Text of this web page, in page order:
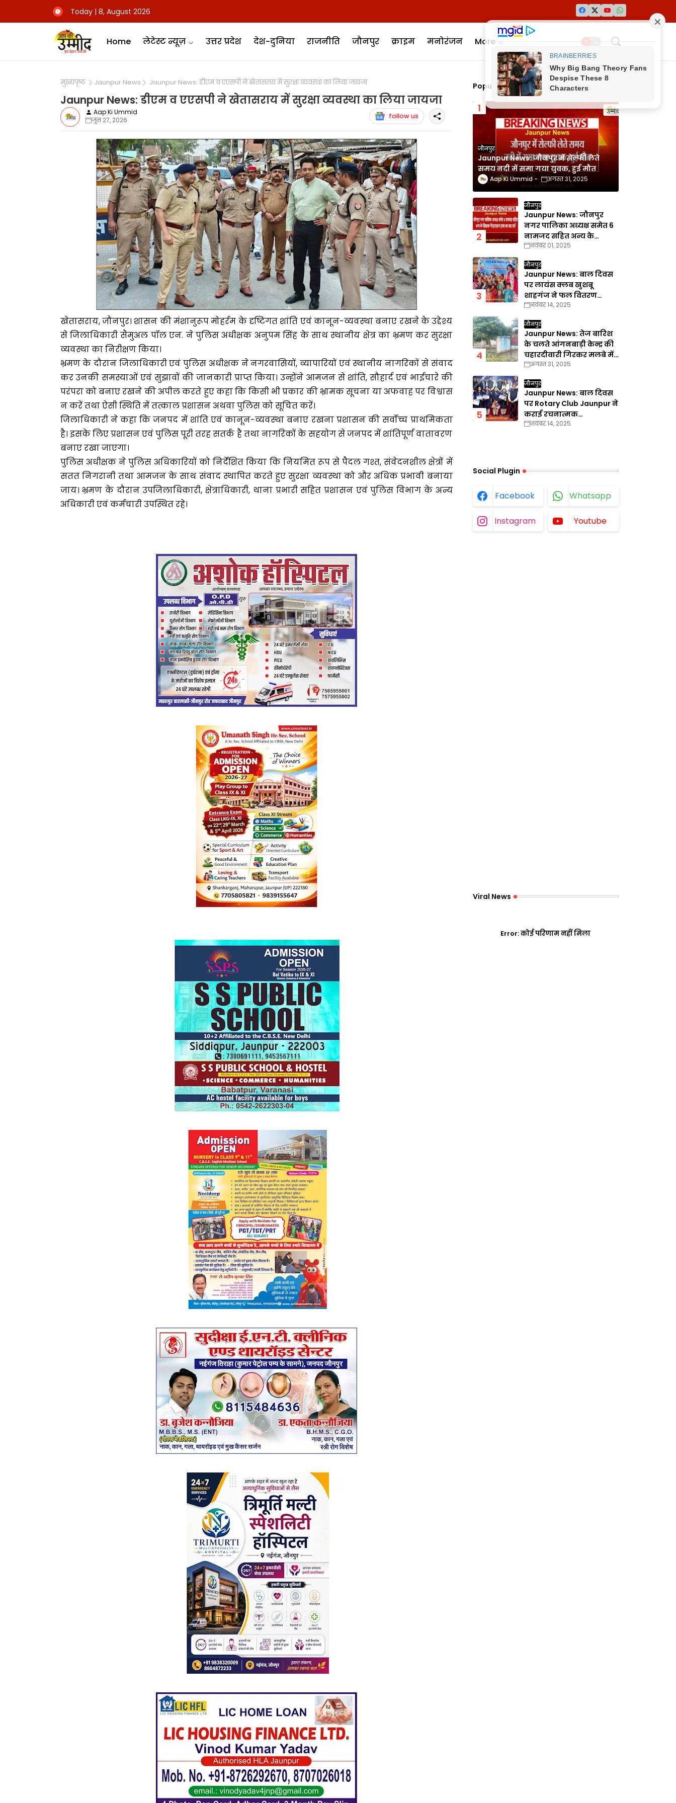
Today | 8, August 2026
Home लेटेस्ट न्यूज़ उत्तर प्रदेश देश-दुनिया राजनीति जौनपुर क्राइम मनोरंजन More
मुख्यपृष्ठ Jaunpur News Jaunpur News: डीएम व एएसपी ने खेतासराय में सुरक्षा व्यवस्था का लिया जायजा
Jaunpur News: डीएम व एएसपी ने खेतासराय में सुरक्षा व्यवस्था का लिया जायजा
Aap Ki Ummid
जून 27, 2026
follow us
खेतासराय, जौनपुर। शासन की मंशानुरूप मोहर्रम के दृष्टिगत शांति एवं कानून-व्यवस्था बनाए रखने के उद्देश्य
से जिलाधिकारी सैमुअल पॉल एन. ने पुलिस अधीक्षक अनुपम सिंह के साथ स्थानीय क्षेत्र का भ्रमण कर सुरक्षा
व्यवस्था का निरीक्षण किया।
भ्रमण के दौरान जिलाधिकारी एवं पुलिस अधीक्षक ने नगरवासियों, व्यापारियों एवं स्थानीय नागरिकों से संवाद
कर उनकी समस्याओं एवं सुझावों की जानकारी प्राप्त किया। उन्होंने आमजन से शांति, सौहार्द एवं भाईचारे की
परंपरा को बनाए रखने की अपील करते हुए कहा कि किसी भी प्रकार की भ्रामक सूचना या अफवाह पर विश्वास
न करें तथा ऐसी स्थिति में तत्काल प्रशासन अथवा पुलिस को सूचित करें।
जिलाधिकारी ने कहा कि जनपद में शांति एवं कानून-व्यवस्था बनाए रखना प्रशासन की सर्वोच्च प्राथमिकता
है। इसके लिए प्रशासन एवं पुलिस पूरी तरह सतर्क है तथा नागरिकों के सहयोग से जनपद में शांतिपूर्ण वातावरण
बनाए रखा जाएगा।
पुलिस अधीक्षक ने पुलिस अधिकारियों को निर्देशित किया कि नियमित रूप से पैदल गश्त, संवेदनशील क्षेत्रों में
सतत निगरानी तथा आमजन के साथ संवाद स्थापित करते हुए सुरक्षा व्यवस्था को और अधिक प्रभावी बनाया
जाय। भ्रमण के दौरान उपजिलाधिकारी, क्षेत्राधिकारी, थाना प्रभारी सहित प्रशासन एवं पुलिस विभाग के अन्य
अधिकारी एवं कर्मचारी उपस्थित रहे।
Popular Posts
जौनपुर
Jaunpur News: जौनपुर में सेल्फी लेते
समय नदी में समा गया युवक, हुई मौत
Aap Ki Ummid अगस्त 31, 2025
जौनपुर
Jaunpur News: जौनपुर
नगर पालिका अध्यक्ष समेत 6
नामजद सहित अन्य के
खिलाफ गैरइरादतन हत्या का
नवंबर 01, 2025
जौनपुर
Jaunpur News: बाल दिवस
पर लायंस क्लब खुशबू
शाहगंज ने फल वितरण
कार्यक्रम का किया आयोजन
नवंबर 14, 2025
जौनपुर
Jaunpur News: तेज बारिश
के चलते आंगनबाड़ी केन्द्र की
चहारदीवारी गिरकर मलबे में
तब्दील
अगस्त 31, 2025
जौनपुर
Jaunpur News: बाल दिवस
पर Rotary Club Jaunpur ने
कराई रचनात्मक
प्रतियोगिताएँ
नवंबर 14, 2025
Social Plugin
Facebook Whatsapp
Instagram Youtube
Viral News
Error:कोई परिणाम नहीं मिला